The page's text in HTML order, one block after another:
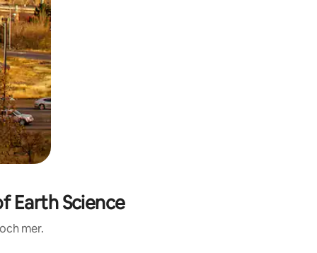
Earth Science
mer.